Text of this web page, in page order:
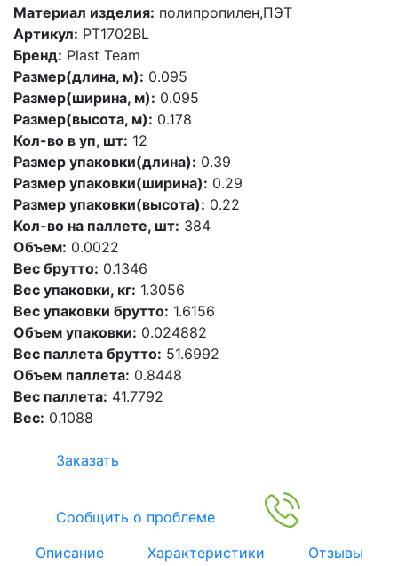
Материал изделия: полипропилен,ПЭТ
Артикул: PT1702BL
Бренд: Plast Team
Размер(длина, м): 0.095
Размер(ширина, м): 0.095
Размер(высота, м): 0.178
Кол-во в уп, шт: 12
Размер упаковки(длина): 0.39
Размер упаковки(ширина): 0.29
Размер упаковки(высота): 0.22
Кол-во на паллете, шт: 384
Объем: 0.0022
Вес брутто: 0.1346
Вес упаковки, кг: 1.3056
Вес упаковки брутто: 1.6156
Объем упаковки: 0.024882
Вес паллета брутто: 51.6992
Объем паллета: 0.8448
Вес паллета: 41.7792
Вес: 0.1088
Заказать
Сообщить о проблеме
Описание
Характеристики
Отзывы